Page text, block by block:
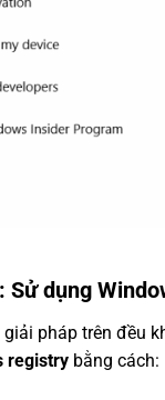
Sử dụng
giải pháp trên đều
registry bằng cách: